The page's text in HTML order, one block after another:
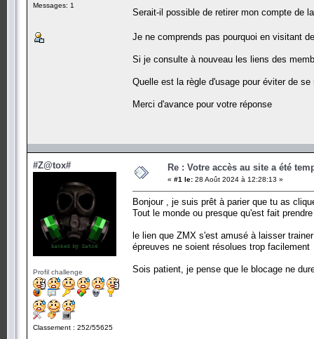
Messages: 1
Serait-il possible de retirer mon compte de
Je ne comprends pas pourquoi en visitant
Si je consulte à nouveau les liens des
Quelle est la règle d'usage pour éviter de
Merci d'avance pour votre réponse
#Z@tox#
Profil challenge
Classement : 252/55625
Re : Votre accès au site a été
« #1 le: 28 Août 2024 à 12:28:13 »
Bonjour , je suis prêt à parier que tu as
Tout le monde ou presque qu'est fait
le lien que ZMX s'est amusé à laisser
épreuves ne soient résolues trop facilement
Sois patient, je pense que le blocage ne